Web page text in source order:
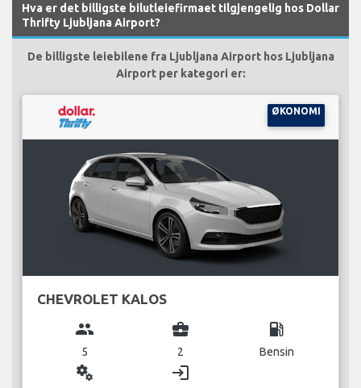
Hva er det billigste bilutleiefirmaet tilgjengelig hos Dollar
Thrifty Ljubljana Airport?
De billigste leiebilene fra Ljubljana Airport hos Ljubljana
Airport per kategori er:
ØKONOMI
CHEVROLET KALOS
group
5
business_center
2
local_gas_station
Bensin
miscellaneous_services login